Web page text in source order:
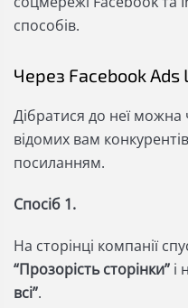
способів.
Через Facebook Ads
Дібратися до неї можна
відомих вам
посиланням.
Спосіб 1.
На сторінці компанії
“Прозорість сторінки” і
всі”.